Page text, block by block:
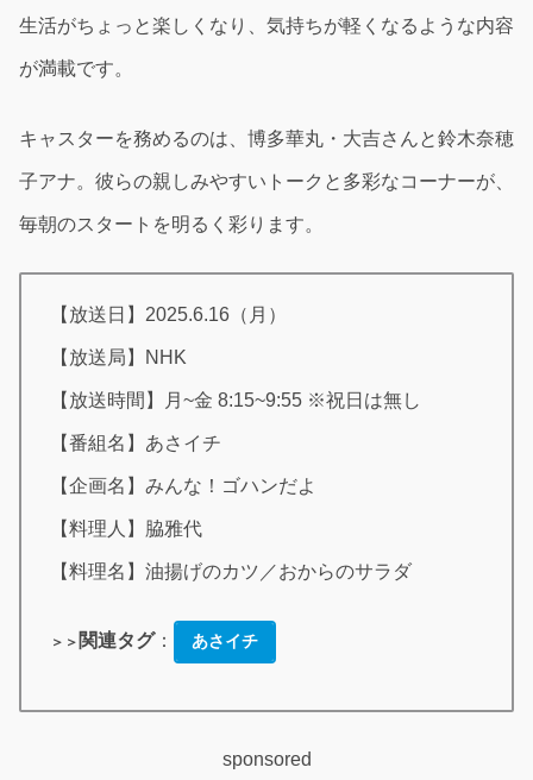
生活がちょっと楽しくなり、気持ちが軽くなるような内容
が満載です。
キャスターを務めるのは、博多華丸・大吉さんと鈴木奈穂
子アナ。彼らの親しみやすいトークと多彩なコーナーが、
毎朝のスタートを明るく彩ります。
【放送日】2025.6.16（月）
【放送局】NHK
【放送時間】月~金 8:15~9:55 ※祝日は無し
【番組名】あさイチ
【企画名】みんな！ゴハンだよ
【料理人】脇雅代
【料理名】油揚げのカツ／おからのサラダ
＞＞ 関連タグ： あさイチ
sponsored